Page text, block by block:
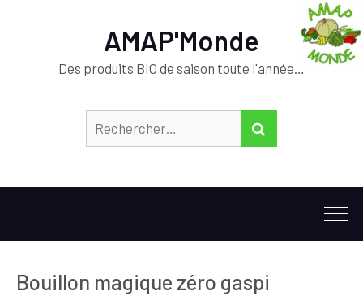
AMAP'Monde
Des produits BIO de saison toute l'année…
Bouillon magique zéro gaspi